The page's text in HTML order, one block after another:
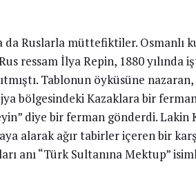
da Ruslarla müttefiktiler. Osmanlı
ressam İlya Repin, 1880 yılında
Tablonun öyküsüne
bölgesindeki Kazaklara bir
diye bir ferman gönderdi. Lakin
alarak ağır tabirler içeren bir
anı “Türk Sultanına Mektup”